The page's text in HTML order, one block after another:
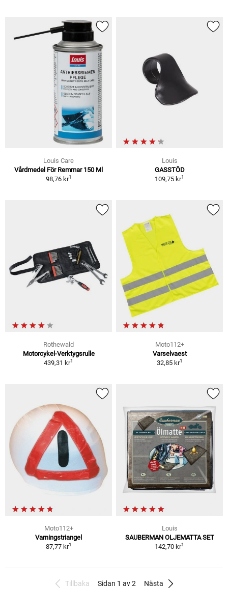
Louis Care
Vårdmedel För Remmar 150 Ml
98,76 kr1
Louis
GASSTÖD
109,75 kr1
Rothewald
Motorcykel-Verktygsrulle
439,31 kr1
Moto112+
Varselvaest
32,85 kr1
Moto112+
Varningstriangel
87,77 kr1
Louis
SAUBERMAN OLJEMATTA SET
142,70 kr1
Tillbaka Sidan 1 av 2 Nästa